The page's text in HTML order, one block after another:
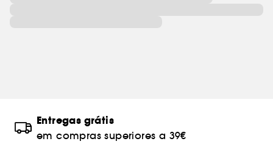
Entregas grátis
em compras superiores a 39€